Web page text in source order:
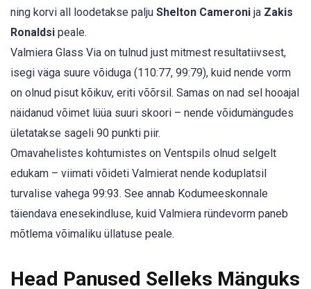
ning korvi all loodetakse palju Shelton Cameroni ja Zakis
Ronaldsi peale.
Valmiera Glass Via on tulnud just mitmest resultatiivsest,
isegi väga suure võiduga (110:77, 99:79), kuid nende vorm
on olnud pisut kõikuv, eriti võõrsil. Samas on nad sel hooajal
näidanud võimet lüüa suuri skoori – nende võidumängudes
ületatakse sageli 90 punkti piir.
Omavahelistes kohtumistes on Ventspils olnud selgelt
edukam – viimati võideti Valmierat nende koduplatsil
turvalise vahega 99:93. See annab Kodumeeskonnale
täiendava enesekindluse, kuid Valmiera ründevorm paneb
mõtlema võimaliku üllatuse peale.
Head Panused Selleks Mänguks